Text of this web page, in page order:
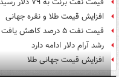
قیمت نفت برنت به ۷۹ دلار رسید
افزایش قیمت طلا و نقره جهانی
قیمت نفت ۵ درصد کاهش یافت
رشد آرام دلار ادامه دارد
افزایش قیمت جهانی طلا